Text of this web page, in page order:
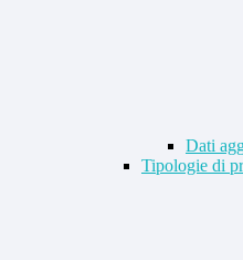
Dati
Tipologie di